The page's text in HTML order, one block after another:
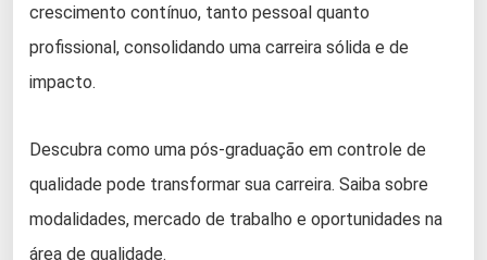
crescimento contínuo, tanto pessoal quanto
profissional, consolidando uma carreira sólida e de
impacto.
Descubra como uma pós-graduação em controle de
qualidade pode transformar sua carreira. Saiba sobre
modalidades, mercado de trabalho e oportunidades na
área de qualidade.